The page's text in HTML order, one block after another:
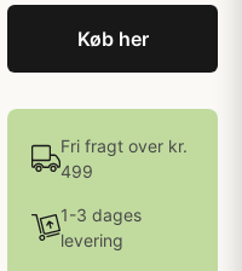
Køb her
Fri fragt over kr.
499
1-3 dages
levering